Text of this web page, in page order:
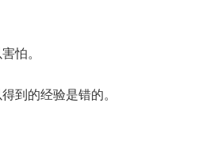
怕。
到的经验是错的。